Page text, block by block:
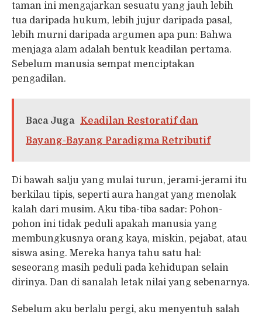
taman ini mengajarkan sesuatu yang jauh lebih
tua daripada hukum, lebih jujur daripada pasal,
lebih murni daripada argumen apa pun: Bahwa
menjaga alam adalah bentuk keadilan pertama.
Sebelum manusia sempat menciptakan
pengadilan.
Baca Juga
Keadilan Restoratif dan
Bayang-Bayang Paradigma Retributif
Di bawah salju yang mulai turun, jerami-jerami itu
berkilau tipis, seperti aura hangat yang menolak
kalah dari musim. Aku tiba-tiba sadar: Pohon-
pohon ini tidak peduli apakah manusia yang
membungkusnya orang kaya, miskin, pejabat, atau
siswa asing. Mereka hanya tahu satu hal:
seseorang masih peduli pada kehidupan selain
dirinya. Dan di sanalah letak nilai yang sebenarnya.
Sebelum aku berlalu pergi, aku menyentuh salah